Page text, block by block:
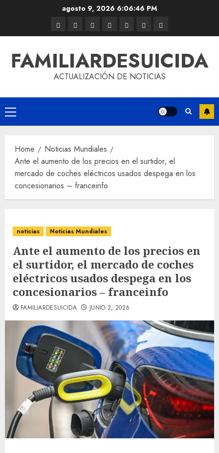
agosto 9, 2026 6:06:46 PM
FAMILIARDESUICIDA
ACTUALIZACIÓN DE NOTICIAS
Home
Noticias Mundiales
Ante el aumento de los precios en el surtidor, el
mercado de coches eléctricos usados ​​despega en los
concesionarios – franceinfo
noticias Noticias Mundiales
Ante el aumento de los precios en
el surtidor, el mercado de coches
eléctricos usados ​​despega en los
concesionarios – franceinfo
FAMILIARDESUICIDA JUNIO 2, 2026